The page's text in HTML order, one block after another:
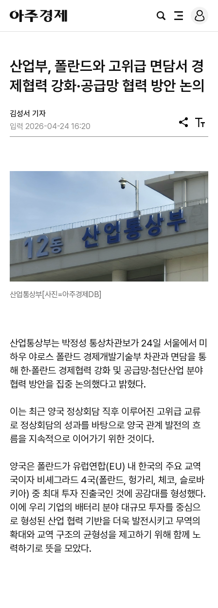
아
주
경
검
전
로
그
산업부, 폴란드와 고위급 면담서 경
제협력 강화·공급망 협력 방안 논의
김성서 기자
입력 2026-04-24 16:20
공
유
텍
스
산업통상부[사진=아주경제DB]
산업통상부는 박정성 통상차관보가 24일 서울에서 미
하우 야로스 폴란드 경제개발기술부 차관과 면담을 통
해 한·폴란드 경제협력 강화 및 공급망·첨단산업 분야
협력 방안을 집중 논의했다고 밝혔다.
이는 최근 양국 정상회담 직후 이루어진 고위급 교류
로 정상회담의 성과를 바탕으로 양국 관계 발전의 흐
름을 지속적으로 이어가기 위한 것이다.
양국은 폴란드가 유럽연합(EU) 내 한국의 주요 교역
국이자 비셰그라드 4국(폴란드, 헝가리, 체코, 슬로바
키아) 중 최대 투자 진출국인 것에 공감대를 형성했다.
이에 우리 기업의 배터리 분야 대규모 투자를 중심으
로 형성된 산업 협력 기반을 더욱 발전시키고 무역의
확대와 교역 구조의 균형성을 제고하기 위해 함께 노
력하기로 뜻을 모았다.